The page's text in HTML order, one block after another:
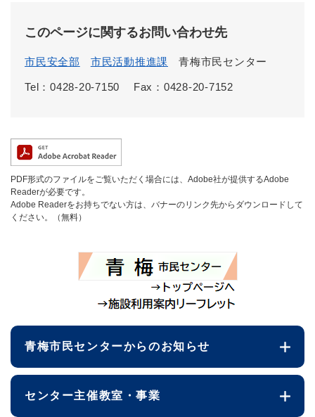
このページに関するお問い合わせ先
市民安全部 市民活動推進課 青梅市民センター
Tel：0428-20-7150 Fax：0428-20-7152
PDF形式のファイルをご覧いただく場合には、Adobe社が提供するAdobe
Readerが必要です。
Adobe Readerをお持ちでない方は、バナーのリンク先からダウンロードして
ください。（無料）
青梅市民センターからのお知らせ
センター主催教室・事業